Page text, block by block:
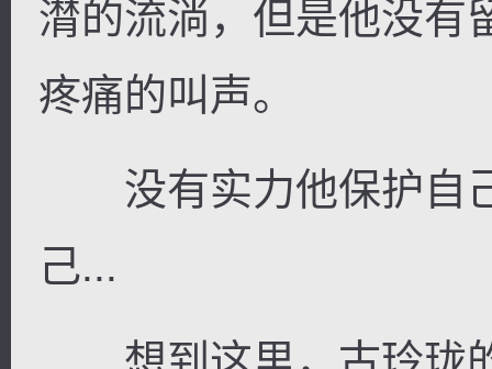
潸的流淌，但是他没有
疼痛的叫声。
没有实力他保护自
己...